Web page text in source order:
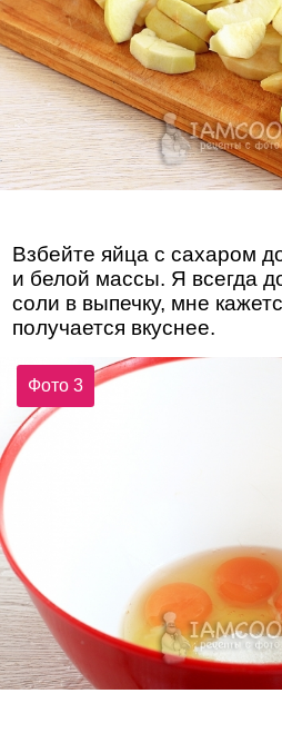
Взбейте яйца с сахаром
и белой массы. Я всегда
соли в выпечку, мне
получается вкуснее.
Фото 3